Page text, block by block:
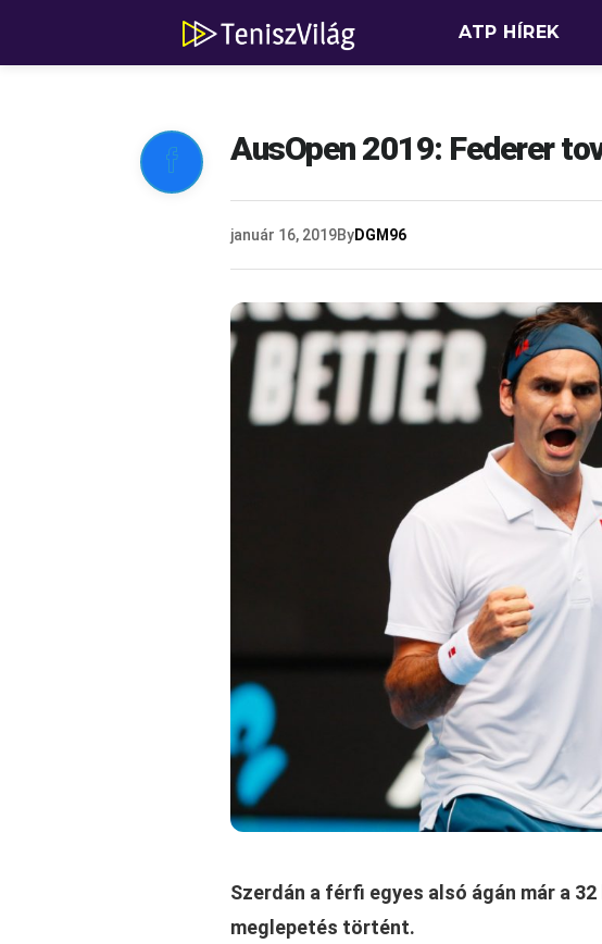
ATP HÍREK
 AusOpen 2019: Federer
január 16, 2019ByDGM96
Szerdán a férfi egyes alsó ágán már a
meglepetés történt.